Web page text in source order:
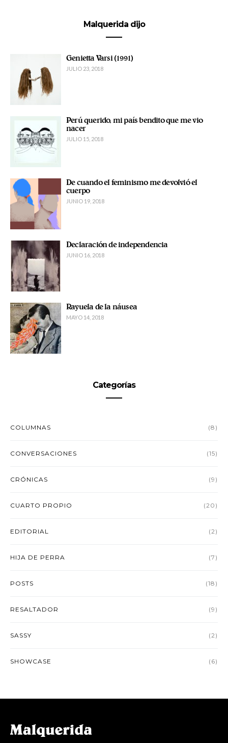
Malquerida dijo
Genietta Varsi (1991)
JULIO 23, 2018
Perú querido, mi país bendito que me vio
nacer
JULIO 15, 2018
De cuando el feminismo me devolvió el
cuerpo
JUNIO 19, 2018
Declaración de independencia
JUNIO 16, 2018
Rayuela de la náusea
MAYO 14, 2018
Categorías
COLUMNAS (8)
CONVERSACIONES (15)
CRÓNICAS (9)
CUARTO PROPIO (20)
EDITORIAL (2)
HIJA DE PERRA (7)
POSTS (18)
RESALTADOR (9)
SASSY (2)
SHOWCASE (6)